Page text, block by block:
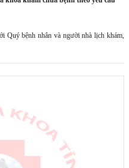
bệnh nhân và người nhà lịch khám,